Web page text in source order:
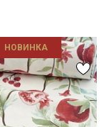
НОВИНКА